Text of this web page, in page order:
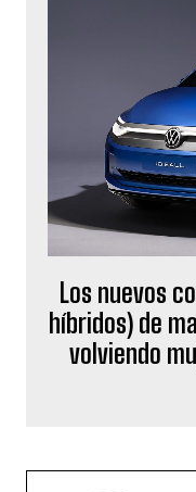
Los nuevos
híbridos) de
volviendo